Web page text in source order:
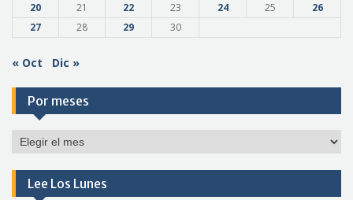
20
21 22 23 24 25
26
27
28 29 30
« Oct Dic »
Por meses
Por
Lee Los Lunes